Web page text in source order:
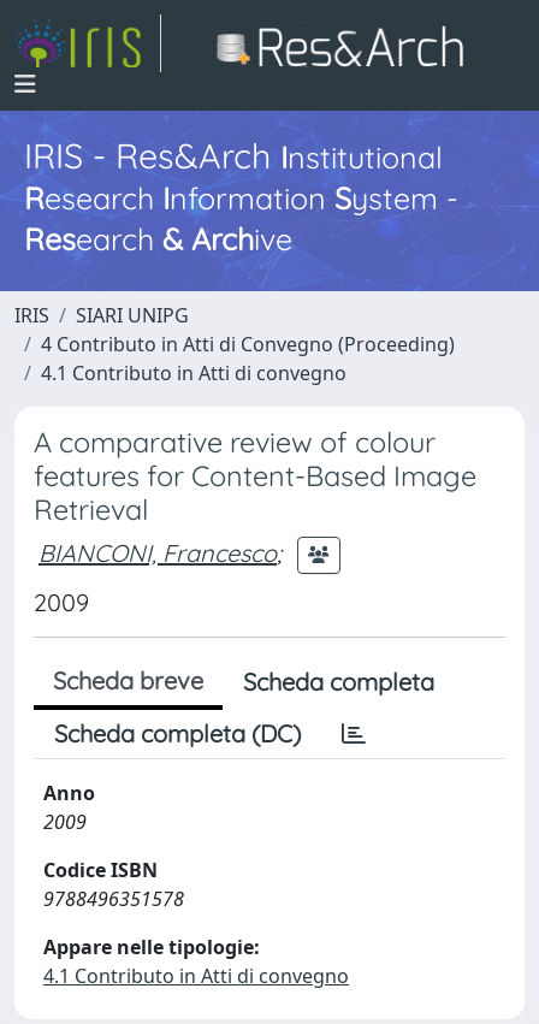
IRIS - Res&ArchInstitutional
Research InformationSystem -
Research & Archive
IRIS
SIARI UNIPG
4 Contributo in Atti di Convegno (Proceeding)
4.1 Contributo in Atti di convegno
A comparative review of colour
features for Content-Based Image
Retrieval
BIANCONI, Francesco;
2009
Scheda breve
Scheda completa
Scheda completa (DC)
Anno
2009
Codice ISBN
9788496351578
Appare nelle tipologie:
4.1 Contributo in Atti di convegno